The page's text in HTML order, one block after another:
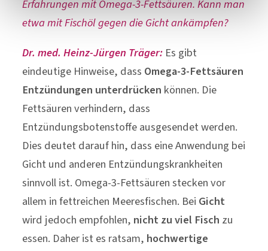
Erfahrungen mit Omega-3-Fettsäuren. Kann man
etwa mit Fischöl gegen die Gicht ankämpfen?
Dr. med. Heinz-Jürgen Träger: Es gibt
eindeutige Hinweise, dass Omega-3-Fettsäuren
Entzündungen unterdrücken können. Die
Fettsäuren verhindern, dass
Entzündungsbotenstoffe ausgesendet werden.
Dies deutet darauf hin, dass eine Anwendung bei
Gicht und anderen Entzündungskrankheiten
sinnvoll ist. Omega-3-Fettsäuren stecken vor
allem in fettreichen Meeresfischen. Bei Gicht
wird jedoch empfohlen, nicht zu viel Fisch zu
essen. Daher ist es ratsam, hochwertige